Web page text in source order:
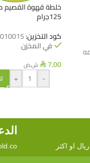
خلطة قهوة القصيم
125جرام
كود التخزين:010015|حبة
في المخزن
⃁ 7,00 ش.ض
-
+